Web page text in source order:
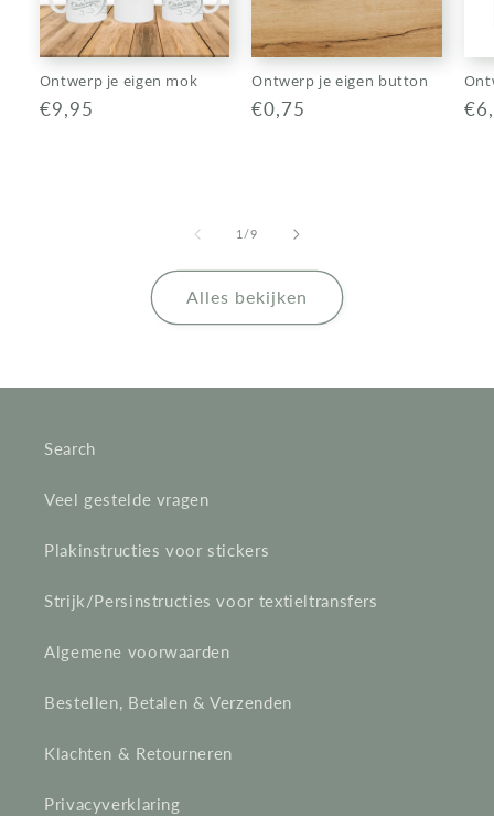
Ontwerp je eigen mok
Normale
€9,95
Ontwerp je eigen button
Normale
€0,75
1 /van
9
Alles bekijken
Search
Veel gestelde vragen
Plakinstructies voor stickers
Strijk/Persinstructies voor textieltransfers
Algemene voorwaarden
Bestellen, Betalen & Verzenden
Klachten & Retourneren
Privacyverklaring